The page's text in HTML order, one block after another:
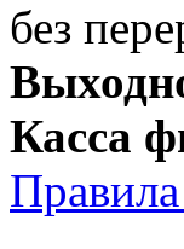
без
Касса